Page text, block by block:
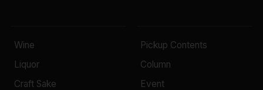
Wine
Liquor
Craft Sake
Pickup Contents
Column
Event